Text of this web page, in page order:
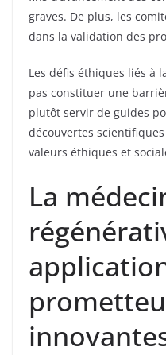
graves. De plus, les
dans la validation des
Les défis éthiques liés à
pas constituer une
plutôt servir de guides
découvertes
valeurs éthiques et
La